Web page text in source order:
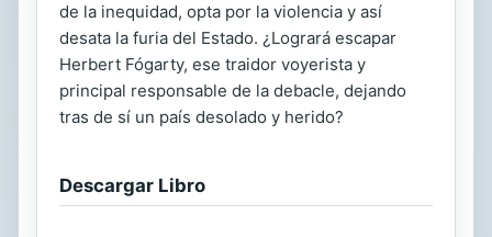
de la inequidad, opta por la violencia y así
desata la furia del Estado. ¿Logrará escapar
Herbert Fógarty, ese traidor voyerista y
principal responsable de la debacle, dejando
tras de sí un país desolado y herido?
Descargar Libro